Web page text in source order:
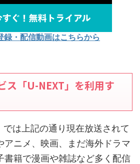
・配信動画はこちらから
ス「U-NEXT」を利用す
は上記の通り現在放送されて
アニメ、映画、まだ海外ドラマ
書籍で漫画や雑誌など多く配信